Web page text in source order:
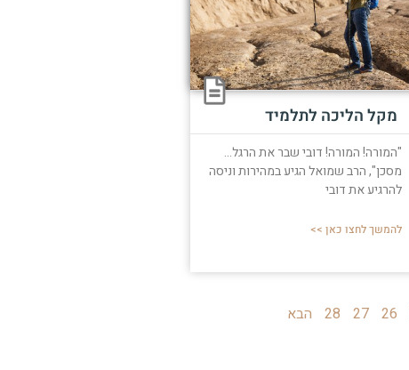
מקל הליכה לתלמיד
"המורה! המורה! דובי שבר את הרגל...
מסכן", הרב שמואל הגיע במהירות וניסה
להרגיע את דובי
להמשך לחצו כאן >>
26
27
28 הבא